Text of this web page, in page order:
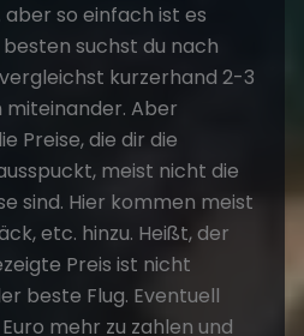
so einfach ist es
suchst du nach
kurzerhand 2-3
miteinander. Aber
Preise, die dir die
meist nicht die
sind. Hier kommen meist
etc. hinzu. Heißt, der
Preis ist nicht
beste Flug. Eventuell
mehr zu zahlen und